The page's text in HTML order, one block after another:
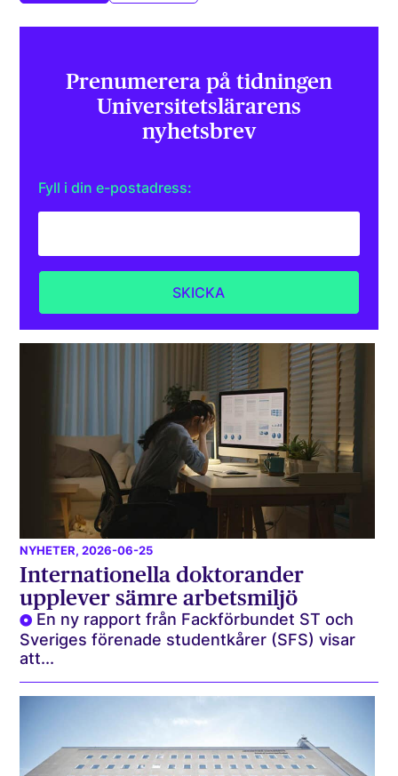
Prenumerera på tidningen
Universitets­lärarens
nyhetsbrev
Fyll i din e-postadress:
NYHETER, 2026-06-25
Internationella doktorander
upplever sämre arbetsmiljö
En ny rapport från Fackförbundet ST och
Sveriges förenade studentkårer (SFS) visar
att...